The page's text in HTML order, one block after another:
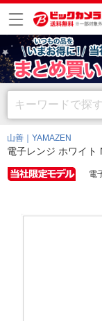
山善｜YAMAZEN
電子レンジ ホワイト
電